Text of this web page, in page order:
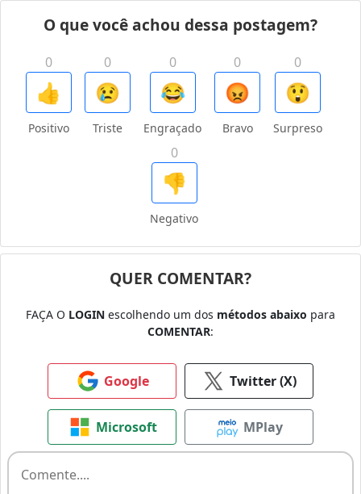
O que você achou dessa postagem?
0
👍
Positivo
0
😢
Triste
0
😂
Engraçado
0
😡
Bravo
0
😲
Surpreso
0
👎
Negativo
QUER COMENTAR?
FAÇA O LOGIN escolhendo um dos métodos abaixo para
COMENTAR:
Google Twitter (X)
Microsoft MPlay